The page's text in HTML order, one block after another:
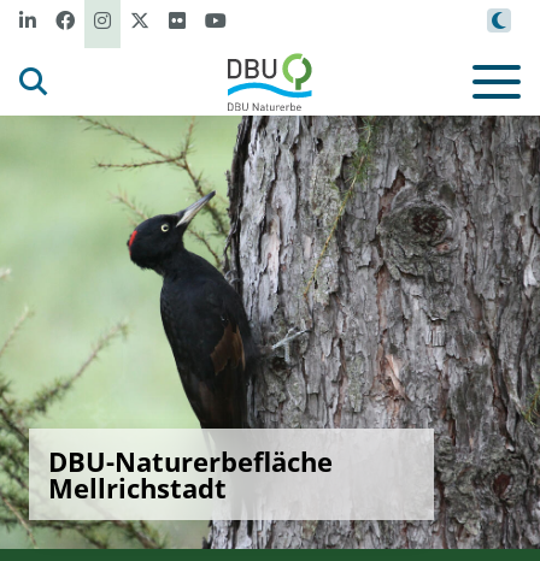
DBU-Naturerbefläche
Mellrichstadt